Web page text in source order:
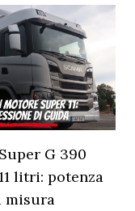
G 390
litri: potenza
misura